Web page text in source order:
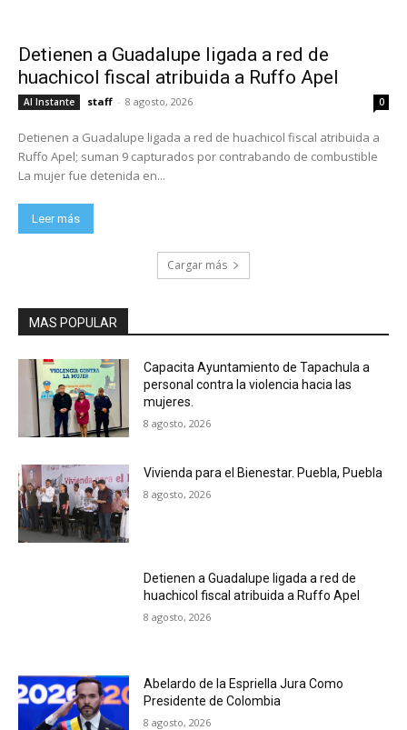
Detienen a Guadalupe ligada a red de
huachicol fiscal atribuida a Ruffo Apel
Al Instante staff - 8 agosto, 2026 0
Detienen a Guadalupe ligada a red de huachicol fiscal atribuida a
Ruffo Apel; suman 9 capturados por contrabando de combustible
La mujer fue detenida en...
Leer más
Cargar más
MAS POPULAR
Capacita Ayuntamiento de Tapachula a
personal contra la violencia hacia las
mujeres.
8 agosto, 2026
Vivienda para el Bienestar. Puebla, Puebla
8 agosto, 2026
Detienen a Guadalupe ligada a red de
huachicol fiscal atribuida a Ruffo Apel
8 agosto, 2026
Abelardo de la Espriella Jura Como
Presidente de Colombia
8 agosto, 2026